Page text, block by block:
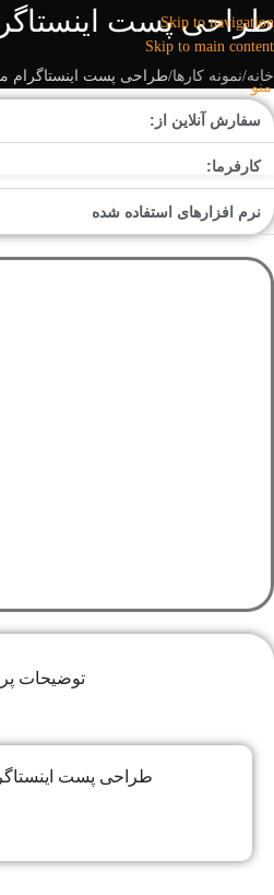
Skip to navigation
Skip to main content
منو
طراحی پست
خانه نمونه کارها طراحی پست اینستاگرام
سفارش آنلاین از:
کارفرما:
نرم افزارهای استفاده شده
توضیحات
طراحی پست